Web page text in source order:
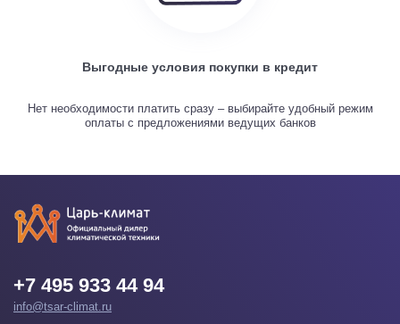
Выгодные условия покупки в кредит
Нет необходимости платить сразу – выбирайте удобный режим
оплаты с предложениями ведущих банков
+7 495 933 44 94
info@tsar-climat.ru